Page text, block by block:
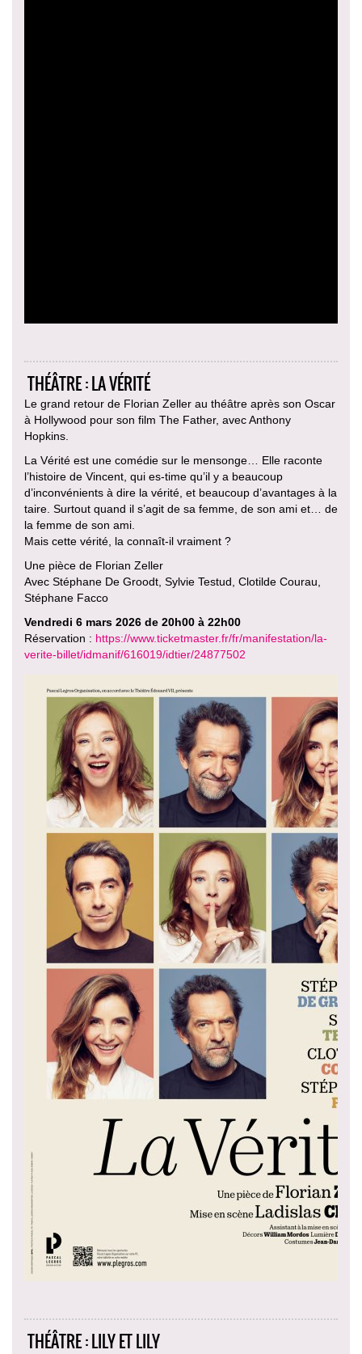
THÉÂTRE : LA VÉRITÉ
Le grand retour de Florian Zeller au théâtre après son Oscar
à Hollywood pour son film The Father, avec Anthony
Hopkins.
La Vérité est une comédie sur le mensonge… Elle raconte
l’histoire de Vincent, qui es-time qu’il y a beaucoup
d’inconvénients à dire la vérité, et beaucoup d’avantages à la
taire. Surtout quand il s’agit de sa femme, de son ami et… de
la femme de son ami.
Mais cette vérité, la connaît-il vraiment ?
Une pièce de Florian Zeller
Avec Stéphane De Groodt, Sylvie Testud, Clotilde Courau,
Stéphane Facco
Vendredi 6 mars 2026 de 20h00 à 22h00
Réservation : https://www.ticketmaster.fr/fr/manifestation/la-
verite-billet/idmanif/616019/idtier/24877502
THÉÂTRE : LILY ET LILY